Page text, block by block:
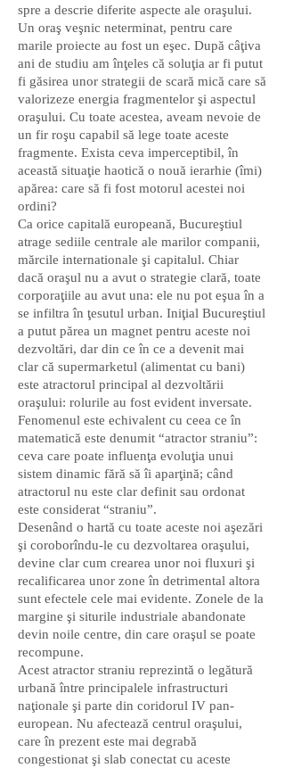
spre a descrie diferite aspecte ale oraşului.
Un oraş veşnic neterminat, pentru care
marile proiecte au fost un eşec. După câţiva
ani de studiu am înţeles că soluţia ar fi putut
fi găsirea unor strategii de scară mică care să
valorizeze energia fragmentelor şi aspectul
oraşului. Cu toate acestea, aveam nevoie de
un fir roşu capabil să lege toate aceste
fragmente. Exista ceva imperceptibil, în
această situaţie haotică o nouă ierarhie (îmi)
apărea: care să fi fost motorul acestei noi
ordini?
Ca orice capitală europeană, Bucureştiul
atrage sediile centrale ale marilor companii,
mărcile internationale şi capitalul. Chiar
dacă oraşul nu a avut o strategie clară, toate
corporaţiile au avut una: ele nu pot eşua în a
se infiltra în ţesutul urban. Iniţial Bucureştiul
a putut părea un magnet pentru aceste noi
dezvoltări, dar din ce în ce a devenit mai
clar că supermarketul (alimentat cu bani)
este atractorul principal al dezvoltării
oraşului: rolurile au fost evident inversate.
Fenomenul este echivalent cu ceea ce în
matematică este denumit “atractor straniu”:
ceva care poate influenţa evoluţia unui
sistem dinamic fără să îi aparţină; când
atractorul nu este clar definit sau ordonat
este considerat “straniu”.
Desenând o hartă cu toate aceste noi aşezări
şi coroborîndu-le cu dezvoltarea oraşului,
devine clar cum crearea unor noi fluxuri şi
recalificarea unor zone în detrimental altora
sunt efectele cele mai evidente. Zonele de la
margine şi siturile industriale abandonate
devin noile centre, din care oraşul se poate
recompune.
Acest atractor straniu reprezintă o legătură
urbană între principalele infrastructuri
naţionale şi parte din coridorul IV pan-
european. Nu afectează centrul oraşului,
care în prezent este mai degrabă
congestionat şi slab conectat cu aceste